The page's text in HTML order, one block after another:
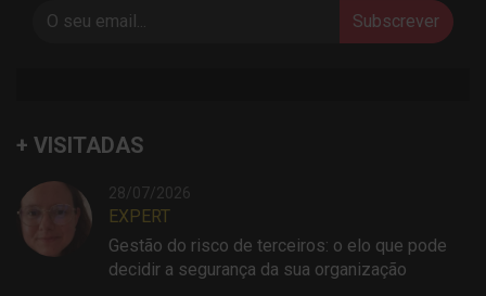
Subscrever
+ VISITADAS
28/07/2026
EXPERT
Gestão do risco de terceiros: o elo que pode
decidir a segurança da sua organização